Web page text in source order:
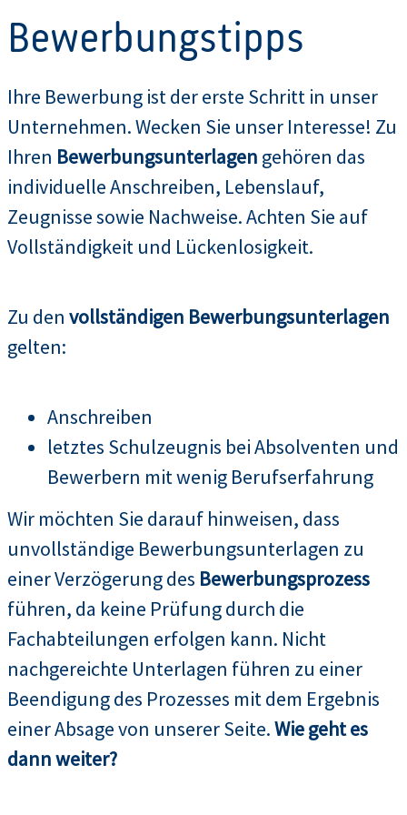
Bewerbungstipps
Ihre Bewerbung ist der erste Schritt in unser
Unternehmen. Wecken Sie unser Interesse! Zu
Ihren Bewerbungsunterlagen gehören das
individuelle Anschreiben, Lebenslauf,
Zeugnisse sowie Nachweise. Achten Sie auf
Vollständigkeit und Lückenlosigkeit.
Zu den vollständigen Bewerbungsunterlagen
gelten:
Anschreiben
letztes Schulzeugnis bei Absolventen und
Bewerbern mit wenig Berufserfahrung
Wir möchten Sie darauf hinweisen, dass
unvollständige Bewerbungsunterlagen zu
einer Verzögerung des Bewerbungsprozess
führen, da keine Prüfung durch die
Fachabteilungen erfolgen kann. Nicht
nachgereichte Unterlagen führen zu einer
Beendigung des Prozesses mit dem Ergebnis
einer Absage von unserer Seite.Wie geht es
dann weiter?